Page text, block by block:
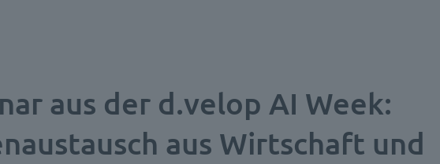
aus der d.velop AI Week:
aus Wirtschaft und